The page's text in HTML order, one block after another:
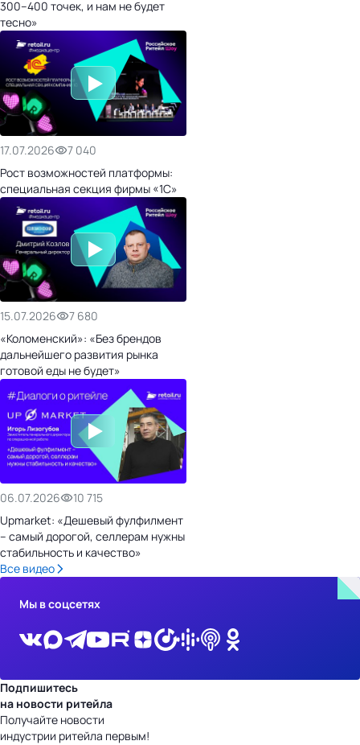
300–400 точек, и нам не будет
тесно»
17.07.2026
7 040
Рост возможностей платформы:
специальная секция фирмы «1С»
15.07.2026
7 680
«Коломенский»: «Без брендов
дальнейшего развития рынка
готовой еды не будет»
06.07.2026
10 715
Upmarket: «Дешевый фулфилмент
– самый дорогой, селлерам нужны
стабильность и качество»
Все видео
Мы в соцсетях
Подпишитесь
на новости ритейла
Получайте новости
индустрии ритейла первым!